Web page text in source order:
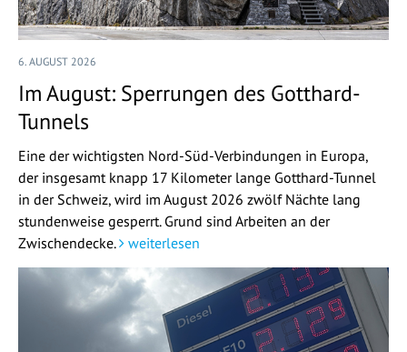
6. AUGUST 2026
Im August: Sperrungen des Gotthard-
Tunnels
Eine der wichtigsten Nord-Süd-Verbindungen in Europa,
der insgesamt knapp 17 Kilometer lange Gotthard-Tunnel
in der Schweiz, wird im August 2026 zwölf Nächte lang
stundenweise gesperrt. Grund sind Arbeiten an der
Zwischendecke.
weiterlesen